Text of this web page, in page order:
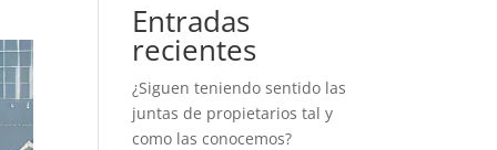
Entradas
recientes
¿Siguen teniendo sentido las
juntas de propietarios tal y
como las conocemos?